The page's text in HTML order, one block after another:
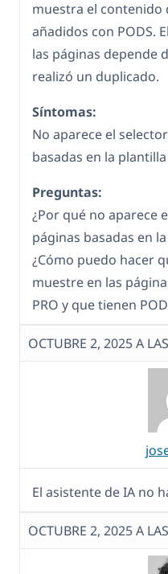
muestra el contenido
añadidos con PODS.
las páginas depende
realizó un duplicado.
Síntomas:
No aparece el
basadas en la
Preguntas:
¿Por qué no aparece
páginas basadas en
¿Cómo puedo hacer
muestre en las
PRO y que tienen
OCTUBRE 2, 2025 A
El asistente de IA no
OCTUBRE 2, 2025 A